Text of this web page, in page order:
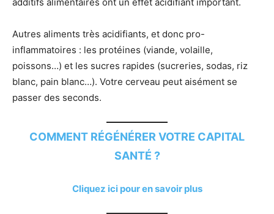
Autres aliments très acidifiants, et donc pro-
inflammatoires : les protéines (viande, volaille,
poissons…) et les sucres rapides (sucreries, sodas, riz
blanc, pain blanc…). Votre cerveau peut aisément se
passer des seconds.
COMMENT RÉGÉNÉRER VOTRE CAPITAL
SANTÉ ?
Cliquez ici pour en savoir plus